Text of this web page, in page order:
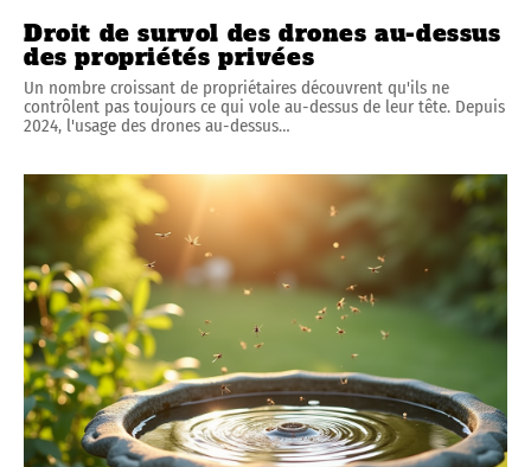
Droit de survol des drones au-dessus
des propriétés privées
Un nombre croissant de propriétaires découvrent qu'ils ne
contrôlent pas toujours ce qui vole au-dessus de leur tête. Depuis
2024, l'usage des drones au-dessus…